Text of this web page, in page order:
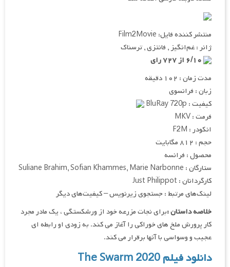
منتشر کننده فایل: Film2Movie
ژانر : غم‌انگیز , فانتزی , ترسناک
مدت زمان : ۱۰۲ دقیقه
زبان : فرانسوی
کیفیت : BluRay 720p
فرمت : MKV
انکودر : F2M
حجم : ۸۱۲ مگابایت
محصول : فرانسه
ستارگان : Suliane Brahim, Sofian Khammes, Marie Narbonne
کارگردانان : Just Philippot
لینک‌های مرتبط : جستجوی زیرنویس – کیفیت‌های دیگر
خلاصه داستان :برای نجات مزرعه خود از ورشکستگی ، یک مادر مجرد
کار پرورش ملخ های خوراکی را آغاز می کند. به زودی او رابطه ای
عجیب و وسواسی با آنها برقرار می کند.
دانلود فیلم The Swarm 2020